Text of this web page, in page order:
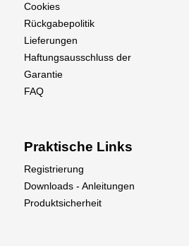
Cookies
Rückgabepolitik
Lieferungen
Haftungsausschluss der
Garantie
FAQ
Praktische Links
Registrierung
Downloads - Anleitungen
Produktsicherheit